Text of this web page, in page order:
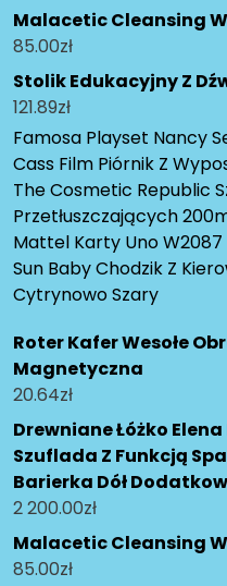
Malacetic Cleansing
85.00zł
Stolik Edukacyjny Z
121.89zł
Famosa Playset Nancy
Cass Film Piórnik Z
The Cosmetic Republic
Przetłuszczających
Mattel Karty Uno W2087
Sun Baby Chodzik Z
Cytrynowo Szary
Roter Kafer Wesołe
Magnetyczna
20.64zł
Drewniane Łóżko
Szuflada Z Funkcją
Barierka Dół
2 200.00zł
Malacetic Cleansing
85.00zł